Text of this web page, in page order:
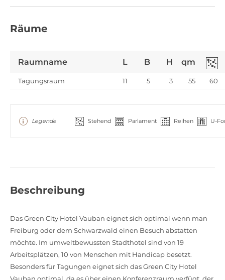
Räume
Raumname L B H qm
Tagungsraum 11 5 3 55 60
Legende Stehend Parlament Reihen U-
Beschreibung
Das Green City Hotel Vauban eignet sich optimal wenn man
Freiburg oder dem Schwarzwald einen Besuch abstatten
möchte. Im umweltbewussten Stadthotel sind von 19
Arbeitsplätzen, 10 von Menschen mit Handicap besetzt.
Besonders für Tagungen eignet sich das Green City Hotel